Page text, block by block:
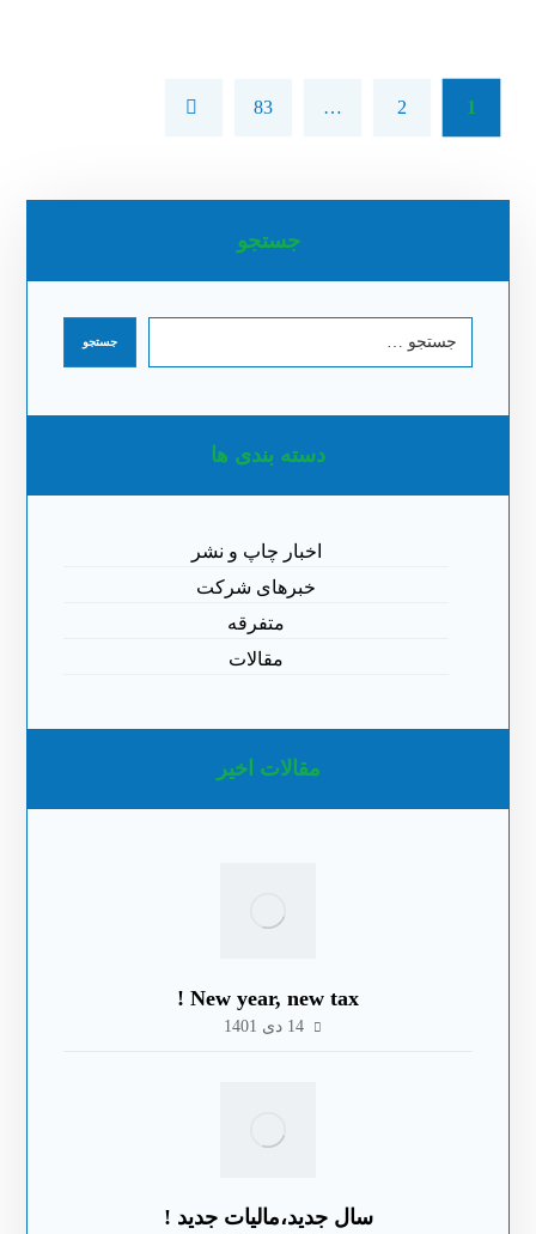
1
2
…
83
جستجو
جستجو
دسته بندی ها
اخبار چاپ و نشر
خبرهای شرکت
متفرقه
مقالات
مقالات اخیر
New year, new tax !
14 دی 1401
سال جدید،مالیات جدید !